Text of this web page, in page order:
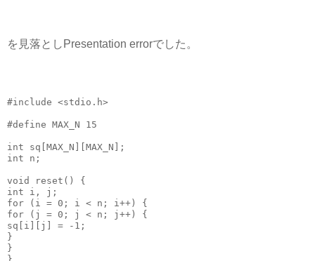
を見落としPresentation errorでした。
#include <stdio.h>
#define MAX_N 15
int sq[MAX_N][MAX_N];
int n;
void
reset() {
int i, j;
for (i = 0 ; i < n; i++) {
for (j = 0 ; j < n; j++) {
sq[i][j] = - 1 ;
}
}